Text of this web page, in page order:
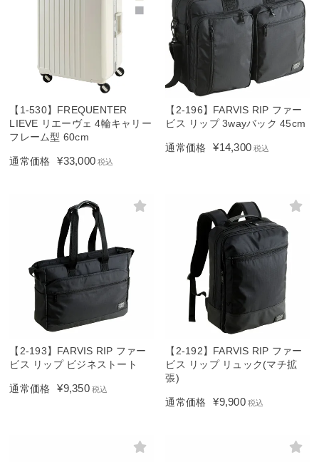
【1-530】FREQUENTER
LIEVE リエーヴェ 4輪キャリー
フレーム型 60cm
通常価格 ¥33,000 税込
【2-196】FARVIS RIP ファー
ビス リップ 3wayバック 45cm
通常価格 ¥14,300 税込
【2-193】FARVIS RIP ファー
ビス リップ ビジネストート
通常価格 ¥9,350 税込
【2-192】FARVIS RIP ファー
ビス リップ リュック(マチ拡
張)
通常価格 ¥9,900 税込